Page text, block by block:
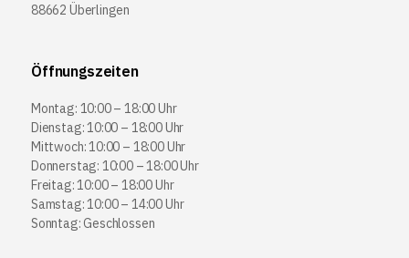
88662 Überlingen
Öffnungszeiten
Montag: 10:00 – 18:00 Uhr
Dienstag: 10:00 – 18:00 Uhr
Mittwoch: 10:00 – 18:00 Uhr
Donnerstag: 10:00 – 18:00 Uhr
Freitag: 10:00 – 18:00 Uhr
Samstag: 10:00 – 14:00 Uhr
Sonntag: Geschlossen